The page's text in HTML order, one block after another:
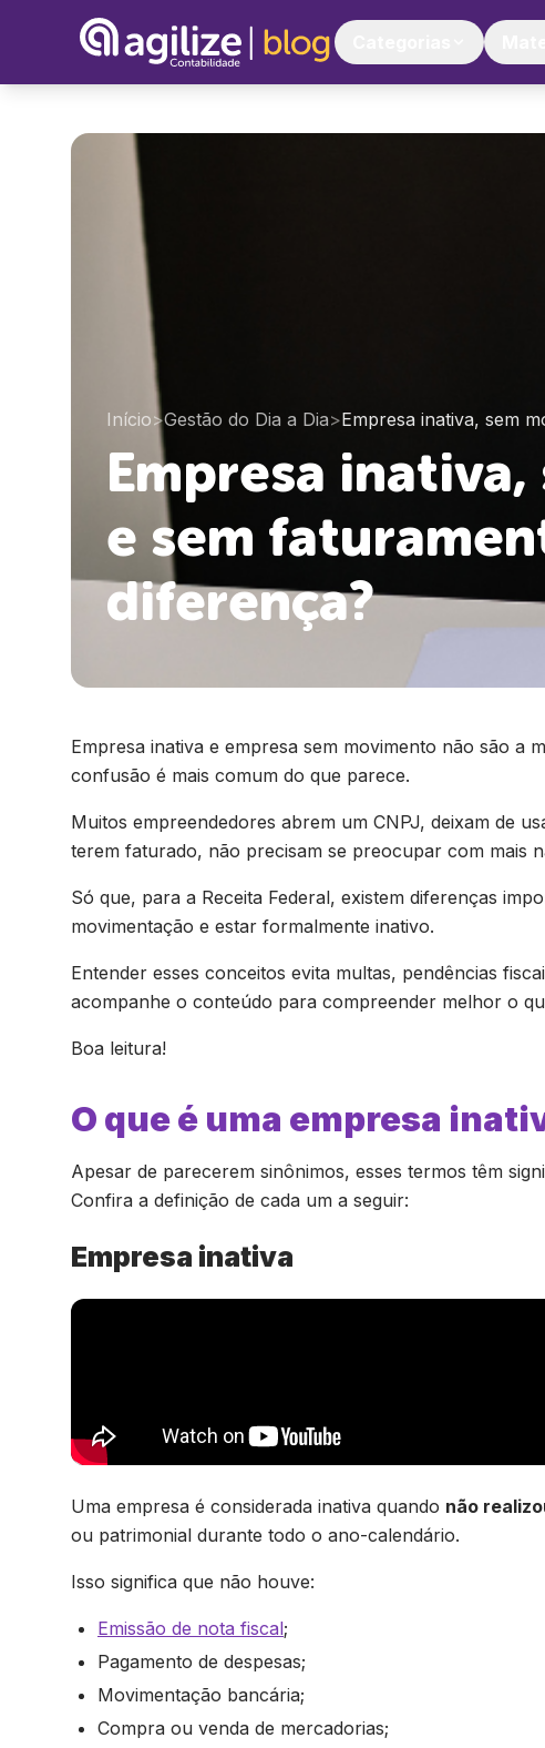
Início>Gestão do Dia a Dia>Empresa inativa, sem
Empresa
e sem
diferença?
Empresa inativa e empresa sem movimento não são a
confusão é mais comum do que parece.
Muitos empreendedores abrem um CNPJ, deixam de
terem faturado, não precisam se preocupar com mais
Só que, para a Receita Federal, existem diferenças
movimentação e estar formalmente inativo.
Entender esses conceitos evita multas, pendências
acompanhe o conteúdo para compreender melhor o
Boa leitura!
O que é uma empresa
Apesar de parecerem sinônimos, esses termos têm
Confira a definição de cada um a seguir:
Empresa inativa
Uma empresa é considerada inativa quando não
ou patrimonial durante todo o ano-calendário.
Isso significa que não houve:
Emissão de nota fiscal;
Pagamento de despesas;
Movimentação bancária;
Compra ou venda de mercadorias;